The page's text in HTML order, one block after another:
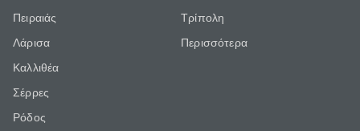
Πειραιάς
Λάρισα
Καλλιθέα
Σέρρες
Ρόδος
Τρίπολη
Περισσότερα